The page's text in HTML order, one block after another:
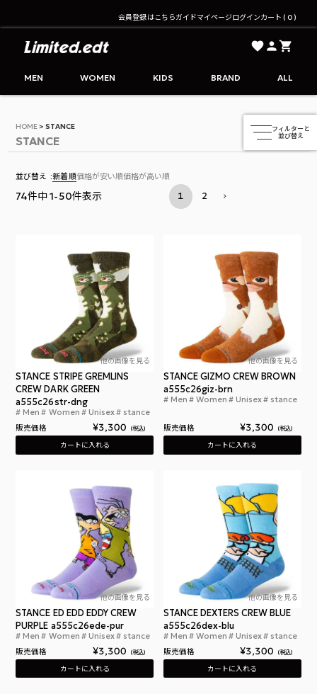
会員登録はこちらガイドマイページログインカート 0
Limited.edt - リミテッドエディション公式オンライ
MEN WOMEN KIDS BRAND ALL
HOME STANCE
STANCE
並び替え 新着順価格が安い順価格が高い順
74件中1-50件表示 1 2
他の画像を見る
STANCE STRIPE GREMLINS
CREW DARK GREEN
a555c26str-dng
Men Women Unisex stance
販売価格 ¥3,300 税込
カートに入れる
他の画像を見る
STANCE GIZMO CREW BROWN
a555c26giz-brn
Men Women Unisex stance
販売価格 ¥3,300 税込
カートに入れる
他の画像を見る
スタンスソックス エド エッド エディ クルー パー
STANCE ED EDD EDDY CREW
PURPLE a555c26ede-pur
Men Women Unisex stance
販売価格 ¥3,300 税込
カートに入れる
他の画像を見る
STANCE DEXTERS CREW BLUE
a555c26dex-blu
Men Women Unisex stance
販売価格 ¥3,300 税込
カートに入れる